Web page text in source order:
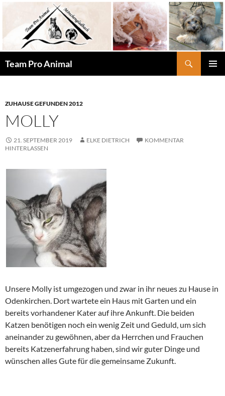
springen
Team Pro Animal
ZUHAUSE GEFUNDEN 2012
MOLLY
21. SEPTEMBER 2019 ELKE DIETRICH
KOMMENTAR
HINTERLASSEN
Unsere Molly ist umgezogen und zwar in ihr neues zu Hause in
Odenkirchen. Dort wartete ein Haus mit Garten und ein
bereits vorhandener Kater auf ihre Ankunft. Die beiden
Katzen benötigen noch ein wenig Zeit und Geduld, um sich
aneinander zu gewöhnen, aber da Herrchen und Frauchen
bereits Katzenerfahrung haben, sind wir guter Dinge und
wünschen alles Gute für die gemeinsame Zukunft.